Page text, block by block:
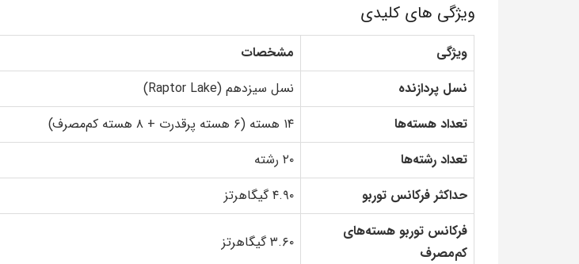
ویژگی های کلیدی
ویژگی
مشخصات
نسل پردازنده
نسل سیزدهم (Raptor Lake)
تعداد هسته‌ها
۱۴ هسته (۶ هسته پرقدرت + ۸ هسته کم‌مصرف)
تعداد رشته‌ها
۲۰ رشته
حداکثر فرکانس توربو
۴.۹۰ گیگاهرتز
فرکانس توربو هسته‌های
کم‌مصرف
۳.۶۰ گیگاهرتز